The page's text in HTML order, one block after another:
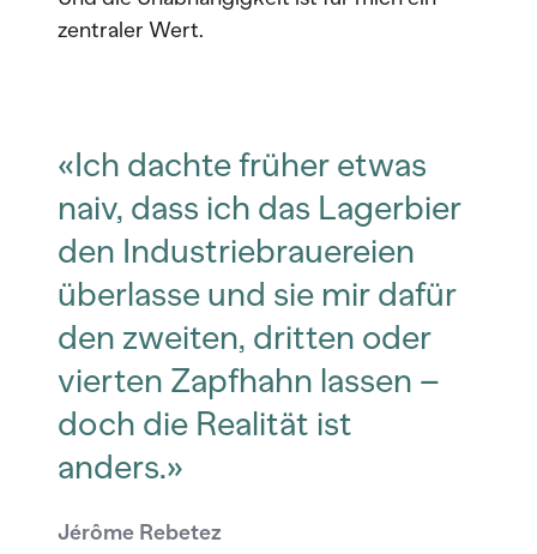
zentraler Wert.
«Ich dachte früher etwas
naiv, dass ich das Lagerbier
den Industriebrauereien
überlasse und sie mir dafür
den zweiten, dritten oder
vierten Zapfhahn lassen –
doch die Realität ist
anders.»
Jérôme Rebetez